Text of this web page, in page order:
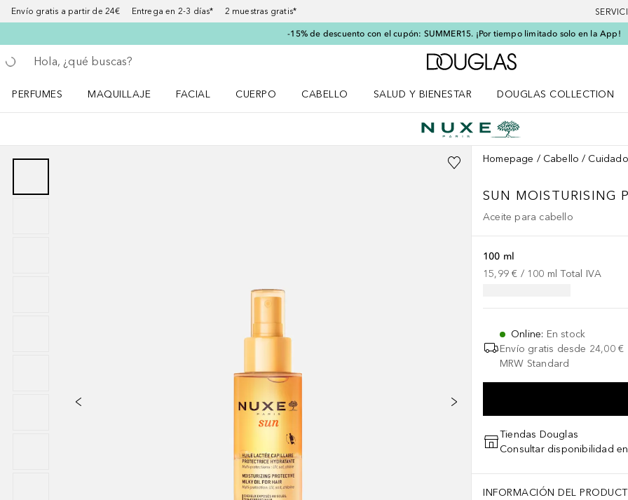
Envío gratis a partir de 24€ Entrega en 2-3 días* 2 muestras gratis*
-15% de descuento con el cupón: SUMMER15. ¡Por tiempo limitado solo en la App!
Regresar
Ejecutar búsqueda
A Douglas Home
PERFUMES
MAQUILLAJE
FACIAL
CUERPO
CABELLO
SALUD Y BIENESTAR
DOUGLAS COLLECTION
Homepage Cabello
SUN MOISTURISING
Aceite para cabello
100 ml
15,99 € / 100 ml Total IVA
Online: En stock
Envío gratis desde 24,00 €
MRW Standard
Tiendas Douglas
Consultar disponibilidad
INFORMACIÓN DEL